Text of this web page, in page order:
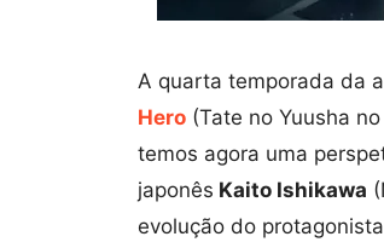
A quarta temporada da
Hero (Tate no Yuusha
temos agora uma
japonês Kaito Ishikawa
evolução do